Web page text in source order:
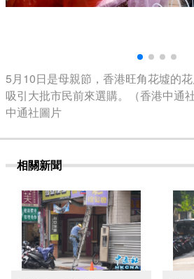
5月10日是母親節，香港旺角花墟的
吸引大批市民前來選購。（香港中通
中通社圖片
相關新聞